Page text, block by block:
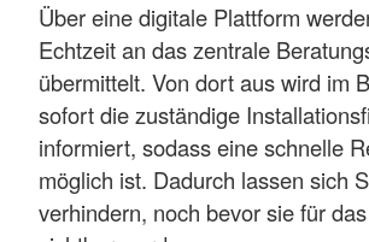
Über eine digitale Plattform
Echtzeit an das zentrale
übermittelt. Von dort aus wird im
sofort die zuständige
informiert, sodass eine schnelle
möglich ist. Dadurch lassen sich
verhindern, noch bevor sie für